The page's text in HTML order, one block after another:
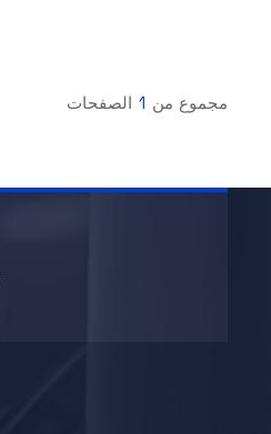
مجموع من 1 الصفحات